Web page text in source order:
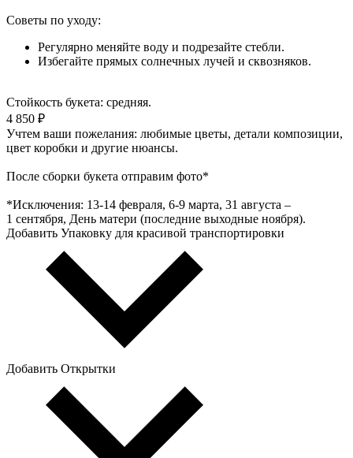
Советы по уходу:
Регулярно меняйте воду и подрезайте стебли.
Избегайте прямых солнечных лучей и сквозняков.
Стойкость букета: средняя.
4 850 ₽
Учтем ваши пожелания: любимые цветы, детали композиции,
цвет коробки и другие нюансы.
После сборки букета отправим фото*
*Исключения: 13‑14 февраля, 6‑9 марта, 31 августа –
1 сентября, День матери (последние выходные ноября).
Добавить Упаковку для красивой транспортировки
Добавить Открытки